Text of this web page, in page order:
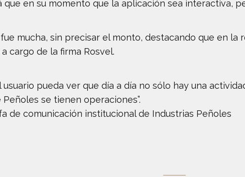
que en su momento que la aplicación sea interactiva,
mucha, sin precisar el monto, destacando que en
cargo de la firma Rosvel.
pueda ver que día a día no sólo hay una
se tienen operaciones”.
de comunicación institucional de Industrias Peñoles